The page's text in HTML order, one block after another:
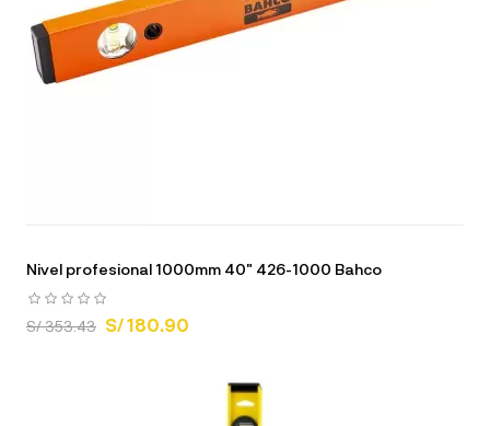
Nivel profesional 1000mm 40" 426-1000 Bahco
S/ 353.43 S/ 180.90